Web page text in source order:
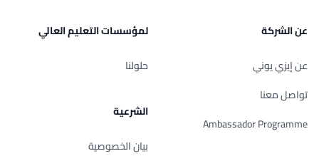
عن الشركة
عن إيزي يوني
تواصل معنا
Ambassador Programme
لمؤسسات التعليم العالي
حلولنا
الشرعية
بيان الخصوصية